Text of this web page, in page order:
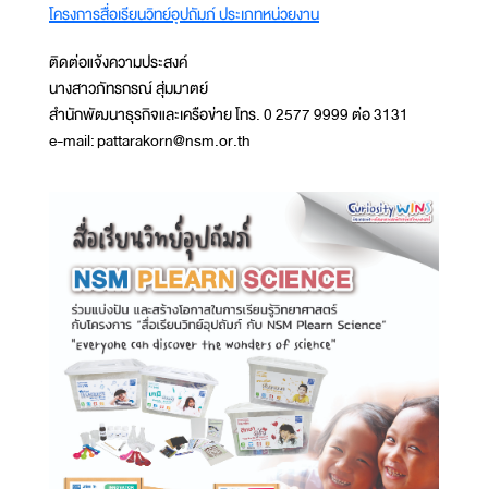
โครงการสื่อเรียนวิทย์อุปถัมภ์ ประเภทหน่วยงาน
ติดต่อแจ้งความประสงค์
นางสาวภัทรกรณ์ สุ่มมาตย์
สำนักพัฒนาธุรกิจและเครือข่าย โทร. 0 2577 9999 ต่อ 3131
e-mail: pattarakorn@nsm.or.th